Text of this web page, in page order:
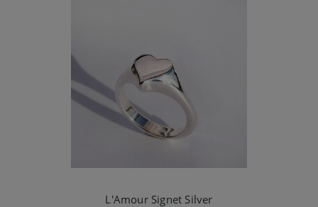
L'Amour Signet Silver